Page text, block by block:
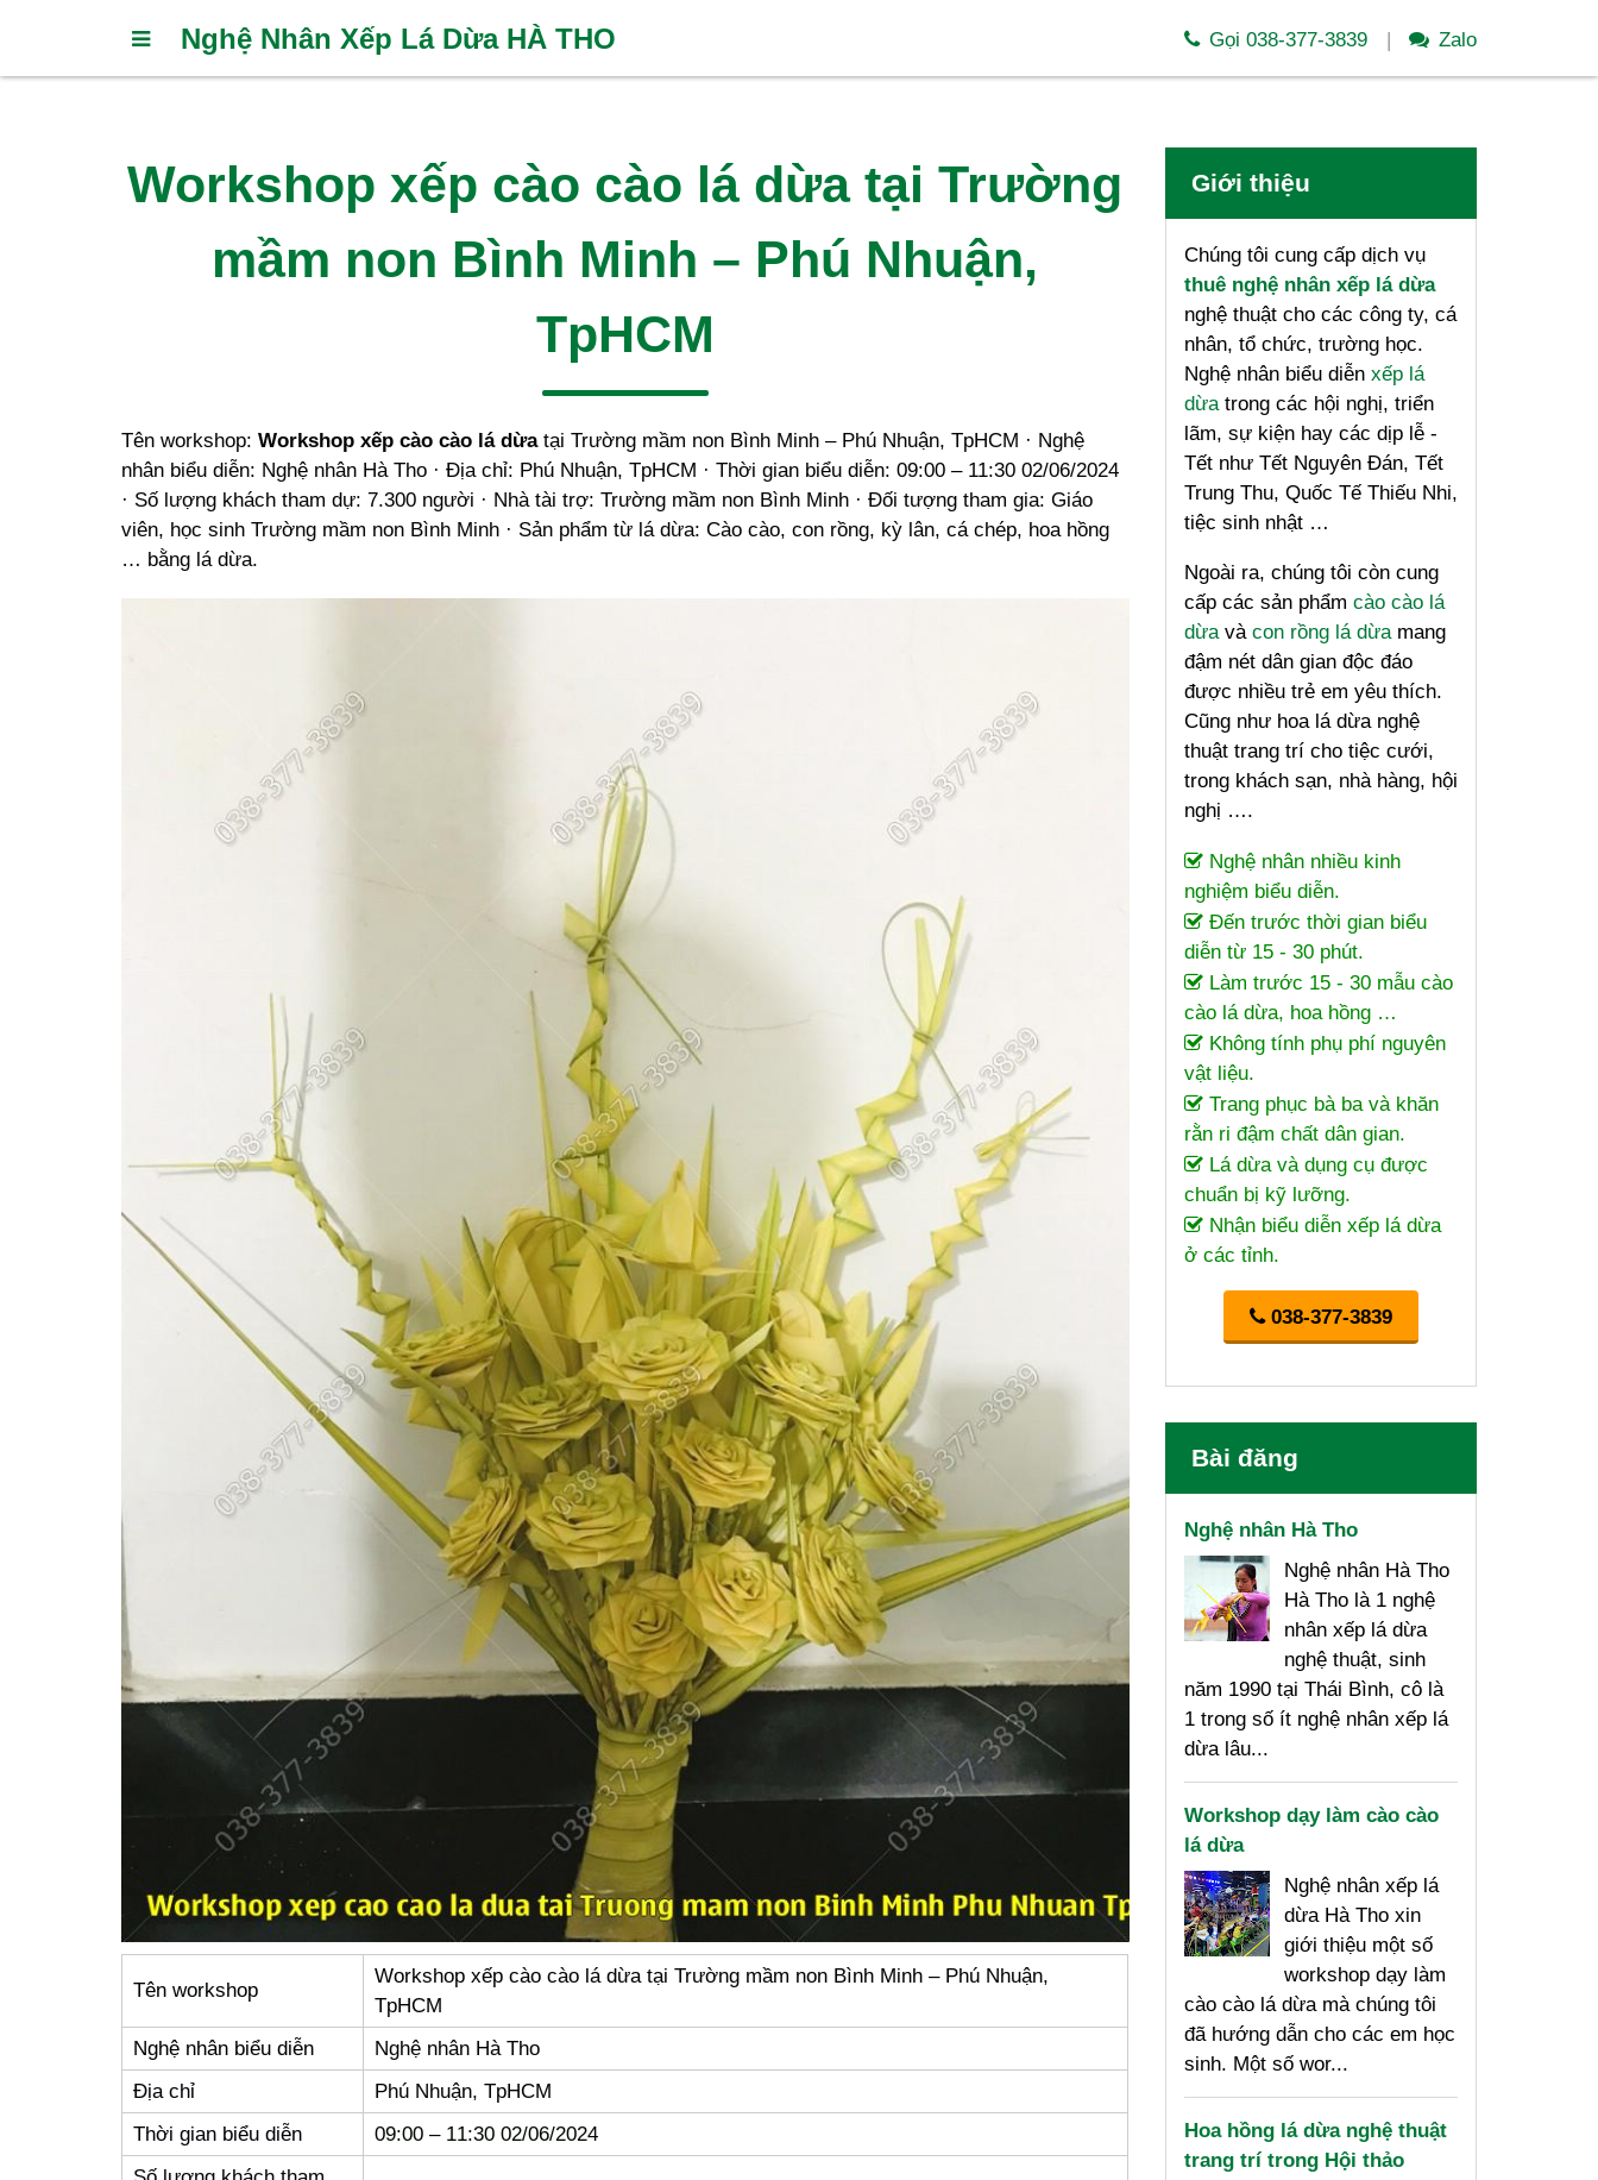
Nghệ Nhân Xếp Lá Dừa HÀ THO Gọi 038-377-3839 Zalo
Workshop xếp cào cào lá dừa tại Trường
mầm non Bình Minh – Phú Nhuận,
TpHCM
Tên workshop: Workshop xếp cào cào lá dừatại Trường mầm non Bình Minh – Phú Nhuận, TpHCM · Nghệ
nhân biểu diễn: Nghệ nhân Hà Tho · Địa chỉ: Phú Nhuận, TpHCM · Thời gian biểu diễn: 09:00 – 11:30 02/06/2024
· Số lượng khách tham dự: 7.300 người · Nhà tài trợ: Trường mầm non Bình Minh · Đối tượng tham gia: Giáo
viên, học sinh Trường mầm non Bình Minh · Sản phẩm từ lá dừa: Cào cào, con rồng, kỳ lân, cá chép, hoa hồng
… bằng lá dừa.
Tên workshop
Workshop xếp cào cào lá dừa tại Trường mầm non Bình Minh – Phú Nhuận,
TpHCM
Nghệ nhân biểu diễn
Nghệ nhân Hà Tho
Địa chỉ
Phú Nhuận, TpHCM
Thời gian biểu diễn
09:00 – 11:30 02/06/2024
Giới thiệu
Chúng tôi cung cấp dịch vụ
thuê nghệ nhân xếp lá dừa
nghệ thuật cho các công ty, cá
nhân, tổ chức, trường học.
Nghệ nhân biểu diễn xếp lá
dừatrong các hội nghị, triển
lãm, sự kiện hay các dịp lễ -
Tết như Tết Nguyên Đán, Tết
Trung Thu, Quốc Tế Thiếu Nhi,
tiệc sinh nhật …
Ngoài ra, chúng tôi còn cung
cấp các sản phẩm cào cào lá
dừavà con rồng lá dừamang
đậm nét dân gian độc đáo
được nhiều trẻ em yêu thích.
Cũng như hoa lá dừa nghệ
thuật trang trí cho tiệc cưới,
trong khách sạn, nhà hàng, hội
nghị ….
Nghệ nhân nhiều kinh
nghiệm biểu diễn.
Đến trước thời gian biểu
diễn từ 15 - 30 phút.
Làm trước 15 - 30 mẫu cào
cào lá dừa, hoa hồng …
Không tính phụ phí nguyên
vật liệu.
Trang phục bà ba và khăn
rằn ri đậm chất dân gian.
Lá dừa và dụng cụ được
chuẩn bị kỹ lưỡng.
Nhận biểu diễn xếp lá dừa
ở các tỉnh.
038-377-3839
Bài đăng
Nghệ nhân Hà Tho
Nghệ nhân Hà Tho
Hà Tho là 1 nghệ
nhân xếp lá dừa
nghệ thuật, sinh
năm 1990 tại Thái Bình, cô là
1 trong số ít nghệ nhân xếp lá
dừa lâu...
Workshop dạy làm cào cào
lá dừa
Nghệ nhân xếp lá
dừa Hà Tho xin
giới thiệu một số
workshop dạy làm
cào cào lá dừa mà chúng tôi
đã hướng dẫn cho các em học
sinh. Một số wor...
Hoa hồng lá dừa nghệ thuật
trang trí trong Hội thảo